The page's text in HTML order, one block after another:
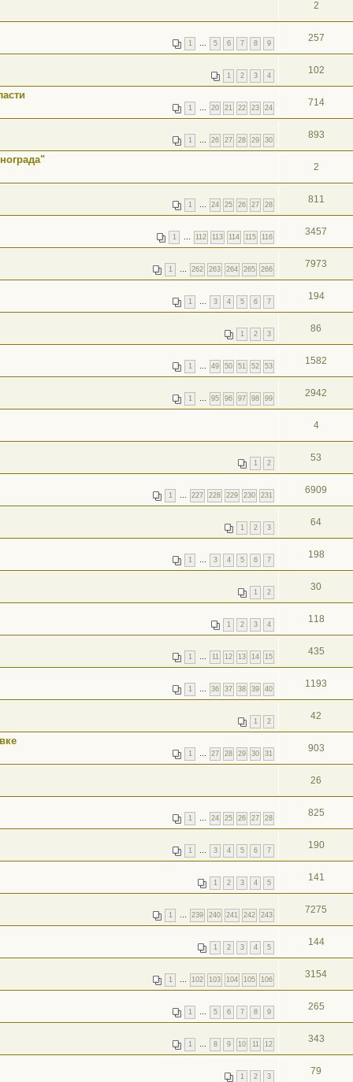
2
1 … 5 6 7 8 9 257
1 2 3 4 102
1 … 20 21 22 23 24 714
1 … 26 27 28 29 30 893
2
1 … 24 25 26 27 28 811
1 … 112 113 114 115 116 3457
1 … 262 263 264 265 266 7973
1 … 3 4 5 6 7 194
1 2 3 86
1 … 49 50 51 52 53 1582
1 … 95 96 97 98 99 2942
4
1 2 53
1 … 227 228 229 230 231 6909
1 2 3 64
1 … 3 4 5 6 7 198
1 2 30
1 2 3 4 118
1 … 11 12 13 14 15 435
1 … 36 37 38 39 40 1193
1 2 42
1 … 27 28 29 30 31 903
26
1 … 24 25 26 27 28 825
1 … 3 4 5 6 7 190
1 2 3 4 5 141
1 … 239 240 241 242 243 7275
1 2 3 4 5 144
1 … 102 103 104 105 106 3154
1 … 5 6 7 8 9 265
1 … 8 9 10 11 12 343
1 2 3 79